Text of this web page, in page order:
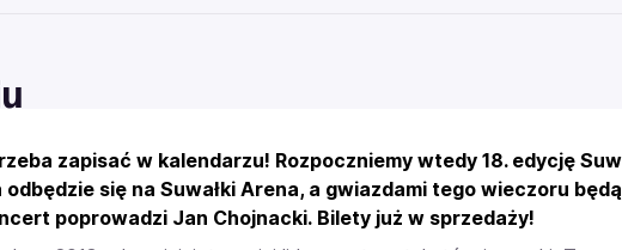
zapisać w kalendarzu! Rozpoczniemy wtedy 18. edycję
się na Suwałki Arena, a gwiazdami tego wieczoru będą
poprowadzi Jan Chojnacki. Bilety już w sprzedaży!